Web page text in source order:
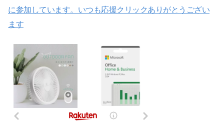
に参加しています。いつも応援クリックありがとうござい
ます